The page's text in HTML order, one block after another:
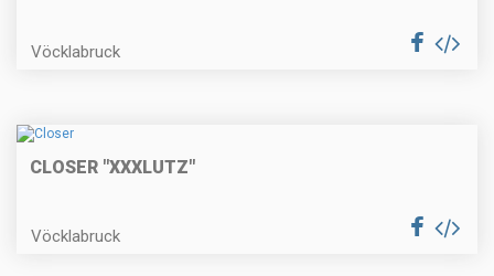
Vöcklabruck
CLOSER "XXXLUTZ"
Vöcklabruck